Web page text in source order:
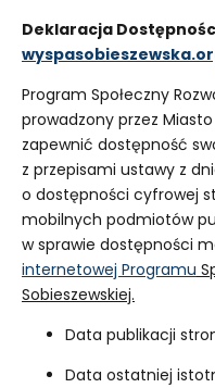
Deklaracja
Program Społeczny
prowadzony przez
zapewnić dostępność
z przepisami ustawy z
o dostępności cyfrowej
mobilnych podmiotów
w sprawie dostępności
internetowej Programu
Sobieszewskiej.
Data publikacji
Data ostatniej